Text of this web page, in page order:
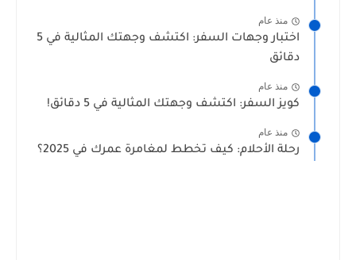
منذ عام
اختبار وجهات السفر: اكتشف وجهتك المثالية في 5
دقائق
منذ عام
كويز السفر: اكتشف وجهتك المثالية في 5 دقائق!
منذ عام
رحلة الأحلام: كيف تخطط لمغامرة عمرك في 2025؟